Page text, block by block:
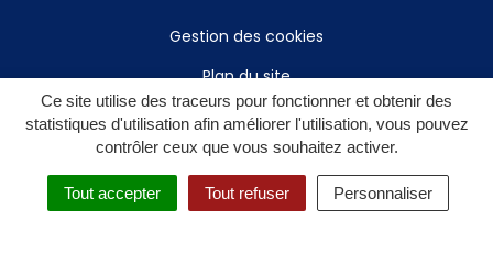
Ce site utilise des traceurs pour fonctionner et obtenir des
statistiques d'utilisation afin améliorer l'utilisation, vous pouvez
contrôler ceux que vous souhaitez activer.
Tout accepter Tout refuser Personnaliser
Gestion des cookies
Plan du site
Mentions légales
Politique de confidentialité
Accessibilité : non conforme